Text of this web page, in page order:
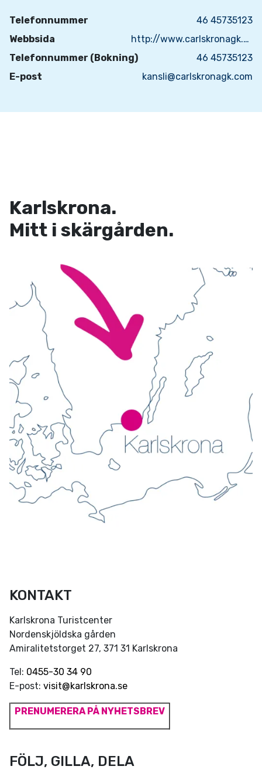
Telefonnummer
46 45735123
Webbsida
http://www.carlskronagk.com
Telefonnummer (Bokning)
46 45735123
E-post
kansli@carlskronagk.com
Karlskrona.
Mitt i skärgården.
KONTAKT
Karlskrona Turistcenter
Nordenskjöldska gården
Amiralitetstorget 27, 371 31 Karlskrona
Tel: 0455-30 34 90
E-post: visit@karlskrona.se
PRENUMERERA PÅ NYHETSBREV
FÖLJ, GILLA, DELA